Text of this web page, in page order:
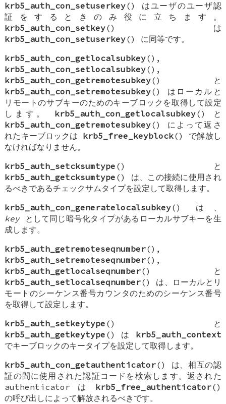
krb5_auth_con_setuserkey() はユーザのユーザ認
証をするときのみ役に立ちます。
krb5_auth_con_setkey() は
krb5_auth_con_setuserkey() に同等です。
krb5_auth_con_getlocalsubkey(),
krb5_auth_con_setlocalsubkey(),
krb5_auth_con_getremotesubkey() と
krb5_auth_con_setremotesubkey() はローカルと
リモートのサブキーのためのキーブロックを取得して設定
します。 krb5_auth_con_getlocalsubkey() と
krb5_auth_con_getremotesubkey() によって返さ
れたキーブロックは krb5_free_keyblock() で解放し
なければなりません。
krb5_auth_setcksumtype () と
krb5_auth_getcksumtype () は、この接続に使用され
るべきであるチェックサムタイプを設定して取得します。
krb5_auth_con_generatelocalsubkey() は、
keyとして同じ暗号化タイプがあるローカルサブキーを生
成します。
krb5_auth_getremoteseqnumber(),
krb5_auth_setremoteseqnumber(),
krb5_auth_getlocalseqnumber() と
krb5_auth_setlocalseqnumber() は、ローカルとリ
モートのシーケンス番号カウンタのためのシーケンス番号
を取得して設定します。
krb5_auth_setkeytype () と
krb5_auth_getkeytype () は krb5_auth_context
でキーブロックのキータイプを設定して取得します。
krb5_auth_con_getauthenticator() は、相互の認
証の間に使用された認証コードを検索します。返された
authenticator は krb5_free_authenticator()
の呼び出しによって解放されるべきです。